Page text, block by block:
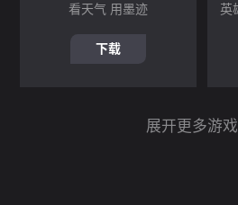
看天气 用墨迹
下载
展开更多游戏